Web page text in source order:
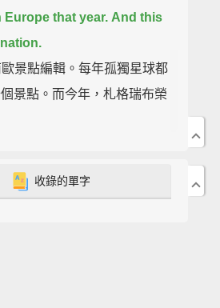
that year. And this
景點編輯。每年孤獨星球都
景點。而今年，札格瑞布榮
to the coast.
islands that everyone's
收錄的單字